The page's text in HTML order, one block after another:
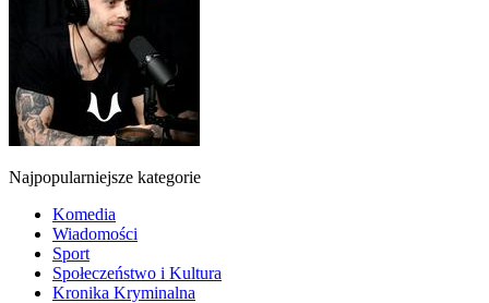
Najpopularniejsze kategorie
Komedia
Wiadomości
Sport
Społeczeństwo i Kultura
Kronika Kryminalna